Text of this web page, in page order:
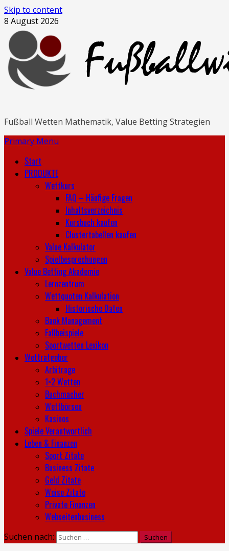
Skip to content
8 August 2026
Fußball Wetten Mathematik, Value Betting Strategien
Primary Menu
Start
PRODUKTE
Wettkurs
FAQ – Häufige Fragen
Inhaltsverzeichnis
Kursbuch kaufen
Clustertabellen kaufen
Value Kalkulator
Spielbesprechungen
Value Betting Akademie
Lernzentrum
Wettquoten Kalkulation
Historische Daten
Bank Management
Fallbeispiele
Sportwetten Lexikon
Wettratgeber
Arbitrage
1×2 Wetten
Buchmacher
Wettbörsen
Kasinos
Spiele Verantwortlich
Leben & Finanzen
Sport Zitate
Business Zitate
Geld Zitate
Weise Zitate
Private Finanzen
Webseitenbusiness
Suchen nach: